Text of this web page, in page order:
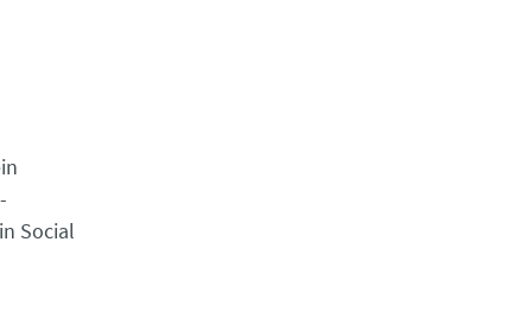
Social